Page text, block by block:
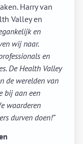
Harry van
Valley en
en
wij naar.
en
De Health Valley
de werelden van
bij aan een
waarderen
durven doen!”